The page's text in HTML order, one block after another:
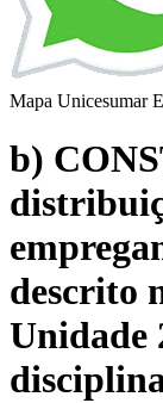
Mapa Unicesumar
b)
descrito
Unidade